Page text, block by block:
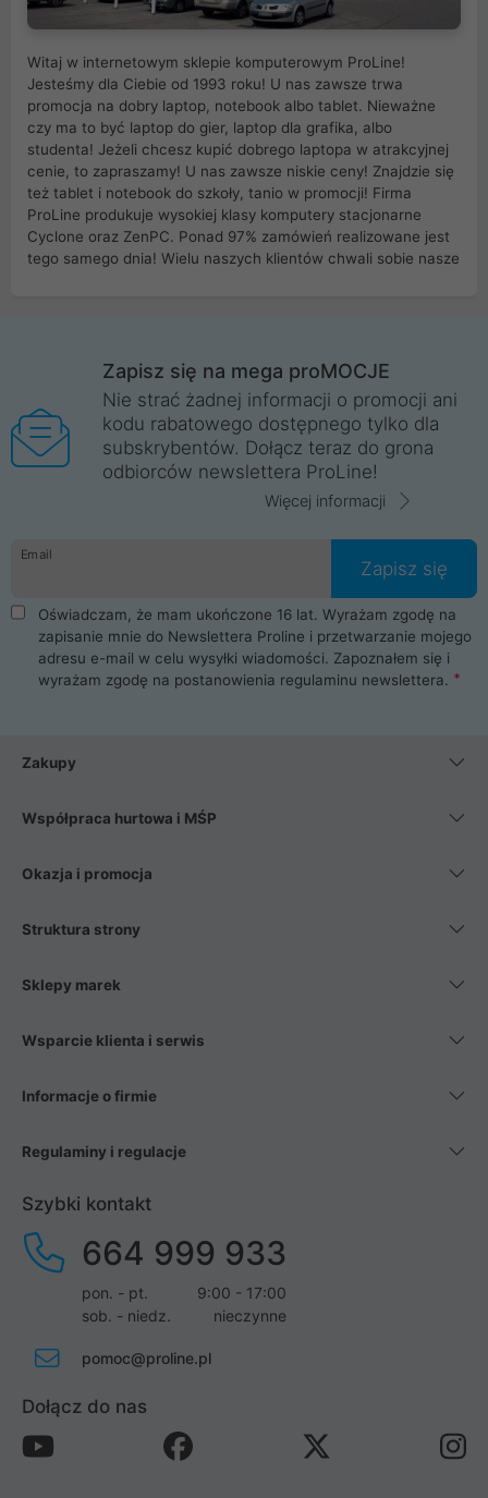
Witaj w internetowym sklepie komputerowym ProLine!
Jesteśmy dla Ciebie od 1993 roku! U nas zawsze trwa
promocja na dobry laptop, notebook albo tablet. Nieważne
czy ma to być laptop do gier, laptop dla grafika, albo
studenta! Jeżeli chcesz kupić dobrego laptopa w atrakcyjnej
cenie, to zapraszamy! U nas zawsze niskie ceny! Znajdzie się
też tablet i notebook do szkoły, tanio w promocji! Firma
ProLine produkuje wysokiej klasy komputery stacjonarne
Cyclone oraz ZenPC. Ponad 97% zamówień realizowane jest
tego samego dnia! Wielu naszych klientów chwali sobie nasze
Wrocław, Poznań, Legnica, Katowice, Gliwice, Kalisz, Bytom,
Trzebnica, Opole. Szybka i profesjonalna obsługa!
ProLine to polska firma ze 100% polskim kapitałem. Działamy
legalnie i płacimy podatki w naszym kraju! Posiadamy siedzibę
główną w Mirkowie oraz salony na terenie kraju. Cała
komunikacja ze sklepem komputerowym ProLine jest
danych osobowych. Dlatego zakup notebooka albo laptopa w
ProLine to czysta przyjemność i pełne bezpieczeństwo.
Zaopatrzysz się u nas w akcesoria i części komputerowe
takie jak procesory, karty graficzne, płyty główne, pamięci,
dyski SSD, M.2 oraz HDD. Nasi pracownicy pomogą Ci wybrać
najlepszy zasilacz komputerowy oraz obudowę do komputera.
Poza komputerami mamy również najlepsze na rynku
Smartfony takich producentów jak Xiaomi, Apple, Samsung i
wentylatory. Na koniec mając już to wszystko, możesz
Zapisz się na mega proMOCJE
Nie strać żadnej informacji o promocji ani
kodu rabatowego dostępnego tylko dla
subskrybentów. Dołącz teraz do grona
odbiorców newslettera ProLine!
Więcej informacji
Email
Zapisz się
Oświadczam, że mam ukończone 16 lat. Wyrażam zgodę na
zapisanie mnie do Newslettera Proline i przetwarzanie mojego
adresu e-mail w celu wysyłki wiadomości. Zapoznałem się i
wyrażam zgodę na postanowienia regulaminu newslettera.
Zakupy
Współpraca hurtowa i MŚP
Okazja i promocja
Struktura strony
Sklepy marek
Wsparcie klienta i serwis
Informacje o firmie
Regulaminy i regulacje
Szybki kontakt
664 999 933
pon. - pt.
9:00 - 17:00
sob. - niedz.
nieczynne
pomoc@proline.pl
Dołącz do nas